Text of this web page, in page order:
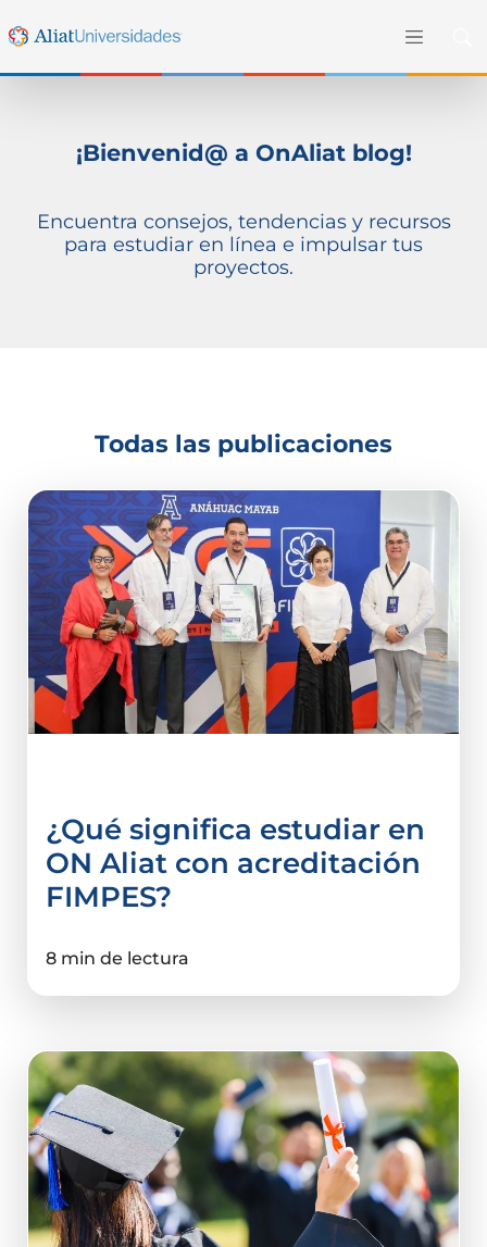
¡Bienvenid@ a OnAliat blog!
Encuentra consejos, tendencias y recursos
para estudiar en línea e impulsar tus
proyectos.
Todas las publicaciones
¿Qué significa estudiar en
ON Aliat con acreditación
FIMPES?
8 min de lectura